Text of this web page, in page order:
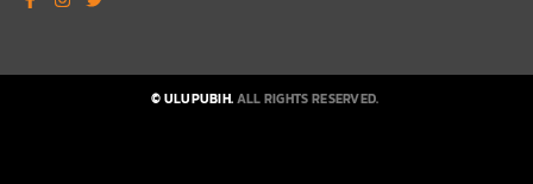
© ULUPUBIH.ALL RIGHTS RESERVED.